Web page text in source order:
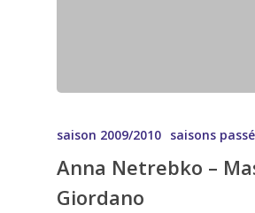
saison 2009/2010 saisons
Anna Netrebko –
Giordano